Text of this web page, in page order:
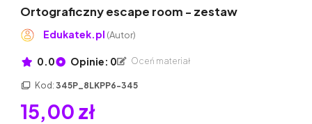
Ortograficzny escape room - zestaw
Edukatek.pl (Autor)
0.0 Opinie: 0 Oceń materiał
Kod: 345P_8LKPP6-345
15,00 zł